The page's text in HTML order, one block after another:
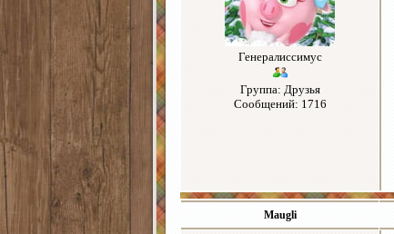
Генералиссимус
Группа: Друзья
Сообщений: 1716
Maugli